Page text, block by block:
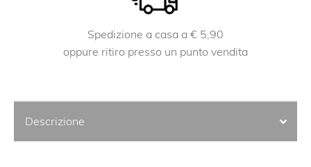
Spedizione a casa a € 5,90
oppure ritiro presso un punto vendita
Descrizione